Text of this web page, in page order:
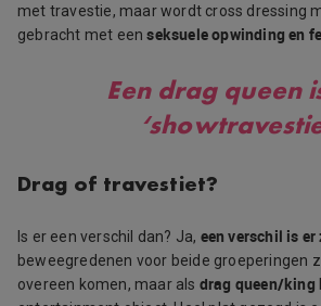
met travestie, maar wordt cross dressing
gebracht met eenseksuele opwinding en
Een drag queen
Drag of travestiet?
Is er een verschil dan? Ja, een verschil is er
beweegredenen voor beide groeperingen
overeen komen, maar als drag queen/king